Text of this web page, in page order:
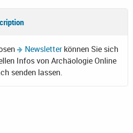
Newsletterkönnen Sie sich
Infos von Archäologie Online
senden lassen.